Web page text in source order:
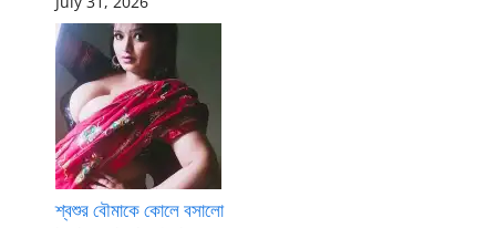
শ্বশুর বৌমাকে কোলে বসালো